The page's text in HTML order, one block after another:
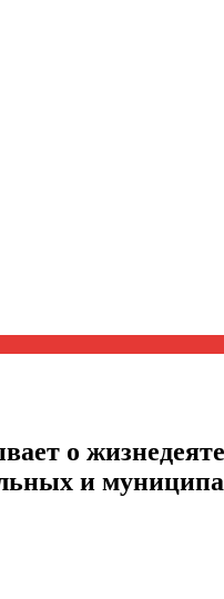
о
и